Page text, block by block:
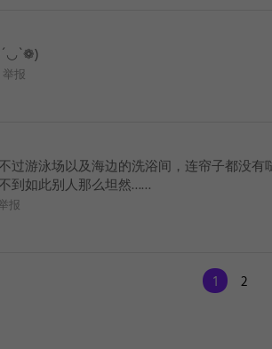
举报
过游泳场以及海边的洗浴间，连帘子都没
到如此别人那么坦然……
报
1 2